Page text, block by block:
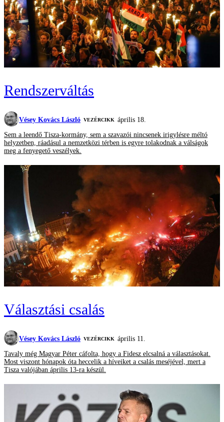
Rendszerváltás
Vésey Kovács László VEZÉRCIKK
április 18.
Sem a leendő Tisza-kormány, sem a szavazói nincsenek irigylésre méltó
helyzetben, ráadásul a nemzetközi térben is egyre tolakodnak a válságok
meg a fenyegető veszélyek.
Választási csalás
Vésey Kovács László VEZÉRCIKK
április 11.
Tavaly még Magyar Péter cáfolta, hogy a Fidesz elcsalná a választásokat.
Most viszont hónapok óta heccelik a híveiket a csalás meséjével, mert a
Tisza valójában április 13-ra készül.